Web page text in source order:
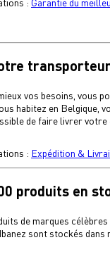
vos besoins, vous
habitez en Belgique,
de faire livrer
: Expédition &
produits en
de marques
sont stockés dans